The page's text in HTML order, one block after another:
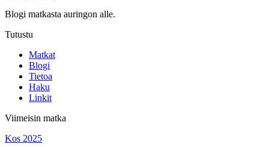
Blogi matkasta auringon alle.
Tutustu
Matkat
Blogi
Tietoa
Haku
Linkit
Viimeisin matka
Kos 2025